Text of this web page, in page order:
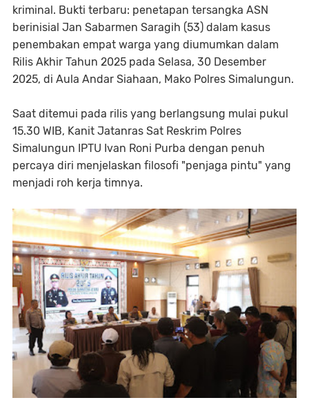
kriminal. Bukti terbaru: penetapan tersangka ASN
berinisial Jan Sabarmen Saragih (53) dalam kasus
penembakan empat warga yang diumumkan dalam
Rilis Akhir Tahun 2025 pada Selasa, 30 Desember
2025, di Aula Andar Siahaan, Mako Polres Simalungun.
Saat ditemui pada rilis yang berlangsung mulai pukul
15.30 WIB, Kanit Jatanras Sat Reskrim Polres
Simalungun IPTU Ivan Roni Purba dengan penuh
percaya diri menjelaskan filosofi "penjaga pintu" yang
menjadi roh kerja timnya.